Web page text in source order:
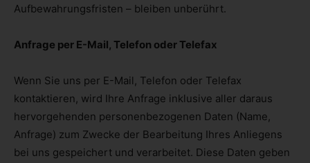
Aufbewahrungsfristen – bleiben unberührt.
Anfrage per E-Mail, Telefon oder Telefax
Wenn Sie uns per E-Mail, Telefon oder Telefax
kontaktieren, wird Ihre Anfrage inklusive aller daraus
hervorgehenden personenbezogenen Daten (Name,
Anfrage) zum Zwecke der Bearbeitung Ihres Anliegens
bei uns gespeichert und verarbeitet. Diese Daten geben